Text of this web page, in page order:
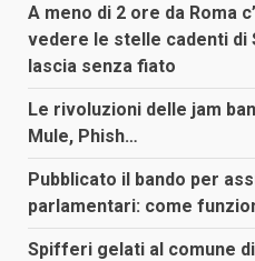
A meno di 2 ore da Roma
vedere le stelle cadenti di
lascia senza fiato
Le rivoluzioni delle jam
Mule, Phish…
Pubblicato il bando per
parlamentari: come
Spifferi gelati al comune